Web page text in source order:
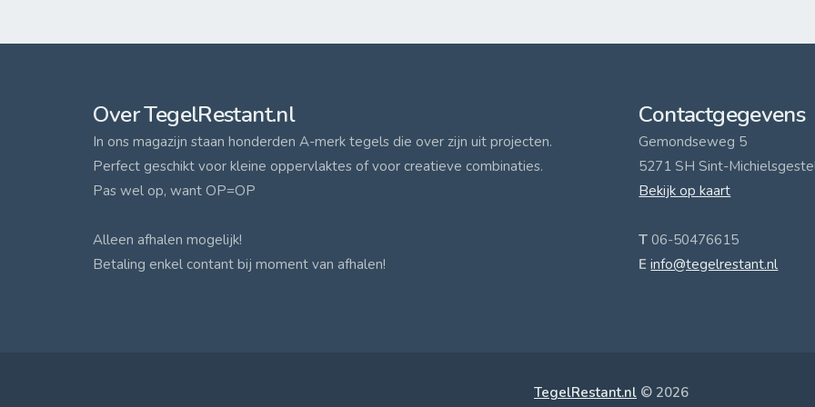
Over TegelRestant.nl
In ons magazijn staan honderden A-merk tegels die over zijn uit projecten.
Perfect geschikt voor kleine oppervlaktes of voor creatieve combinaties.
Pas wel op, want OP=OP
Alleen afhalen mogelijk!
Betaling enkel contant bij moment van afhalen!
Contactgegevens
Gemondseweg 5
5271 SH Sint-
Bekijk op kaart
T 06-50476615
E info@tegelrestant.nl
TegelRestant.nl © 2026